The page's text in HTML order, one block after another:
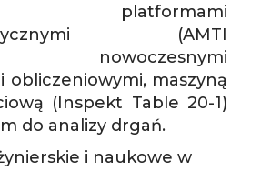
platformami
(AMTI
nowoczesnymi
obliczeniowymi, maszyną
(Inspekt Table 20-1)
do analizy drgań.
i naukowe w